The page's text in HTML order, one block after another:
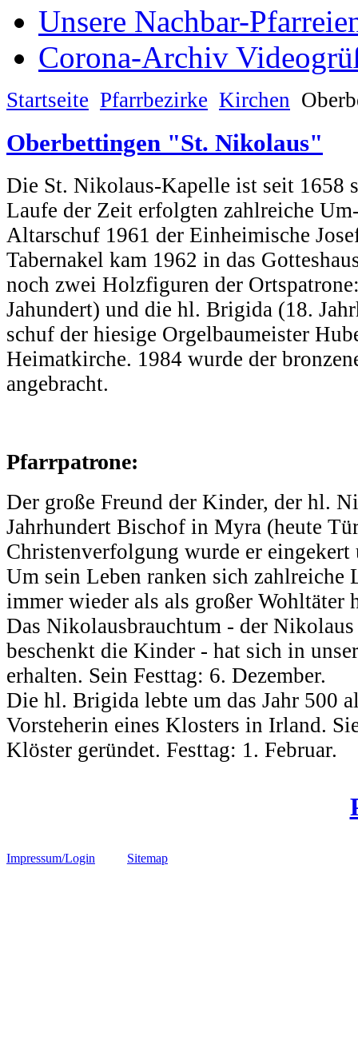
Unsere Nachbar-
Corona-Archiv
Startseite Pfarrbezirke Kirchen
Oberbettingen "St. Nikolaus"
Die St. Nikolaus-Kapelle ist seit 1658
Laufe der Zeit erfolgten zahlreiche
Altarschuf 1961 der Einheimische
Tabernakel kam 1962 in das
noch zwei Holzfiguren der
Jahundert) und die hl. Brigida (18.
schuf der hiesige Orgelbaumeister
Heimatkirche. 1984 wurde der
angebracht.
Pfarrpatrone:
Der große Freund der Kinder, der hl.
Jahrhundert Bischof in Myra (heute
Christenverfolgung wurde er
Um sein Leben ranken sich zahlreiche
immer wieder als als großer Wohltäter
Das Nikolausbrauchtum - der Nikolaus
beschenkt die Kinder - hat sich in
erhalten. Sein Festtag: 6. Dezember.
Die hl. Brigida lebte um das Jahr 500
Vorsteherin eines Klosters in Irland.
Klöster geründet. Festtag: 1. Februar.
Impressum/Login Sitemap